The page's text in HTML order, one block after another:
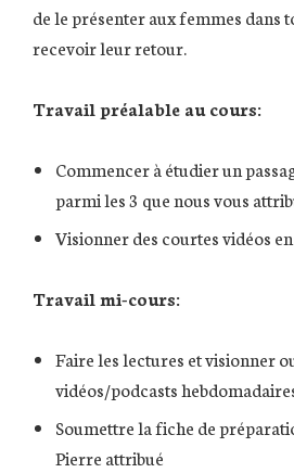
de le présenter aux femmes dans
recevoir leur retour.
Travail préalable au cours:
Commencer à étudier un
parmi les 3 que nous vous
Visionner des courtes vidéos
Travail mi-cours:
Faire les lectures et visionner
vidéos/podcasts
Soumettre la fiche de
Pierre attribué